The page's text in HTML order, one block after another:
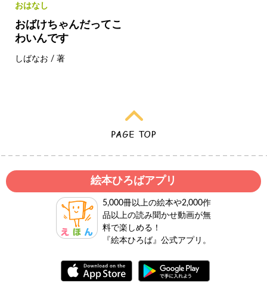
おはなし
おばけちゃんだってこ
わいんです
しばなお / 著
絵本ひろばアプリ
5,000冊以上の絵本や2,000作
品以上の読み聞かせ動画が無
料で楽しめる！
『絵本ひろば』公式アプリ。